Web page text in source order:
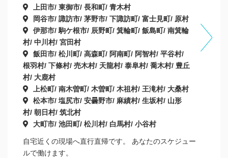
上田市/ 東御市/ 長和町/ 青木村
岡谷市/ 諏訪市/ 茅野市/ 下諏訪町/ 富士見町/ 原村
伊那市/ 駒ケ根市/ 辰野町/ 箕輪町/ 飯島町/ 南箕輪
村/ 中川村/ 宮田村
飯田市/ 松川町/ 高森町/ 阿南町/ 阿智村/ 平谷村/
根羽村/ 下條村/ 売木村/ 天龍村/ 泰阜村/ 喬木村/ 豊丘
村/ 大鹿村
上松町/ 南木曽町/ 木曽町/ 木祖村/ 王滝村/ 大桑村
松本市/ 塩尻市/ 安曇野市/ 麻績村/ 生坂村/ 山形
村/ 朝日村/ 筑北村
大町市/ 池田町/ 松川村/ 白馬村/ 小谷村
自宅近くの現場へ直行直帰です。 あなたのスケジュー
ルで働けます。